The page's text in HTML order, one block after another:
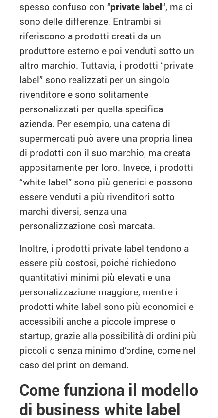
spesso confuso con “private label“, ma ci
sono delle differenze. Entrambi si
riferiscono a prodotti creati da un
produttore esterno e poi venduti sotto un
altro marchio. Tuttavia, i prodotti “private
label” sono realizzati per un singolo
rivenditore e sono solitamente
personalizzati per quella specifica
azienda. Per esempio, una catena di
supermercati può avere una propria linea
di prodotti con il suo marchio, ma creata
appositamente per loro. Invece, i prodotti
“white label” sono più generici e possono
essere venduti a più rivenditori sotto
marchi diversi, senza una
personalizzazione così marcata.
Inoltre, i prodotti private label tendono a
essere più costosi, poiché richiedono
quantitativi minimi più elevati e una
personalizzazione maggiore, mentre i
prodotti white label sono più economici e
accessibili anche a piccole imprese o
startup, grazie alla possibilità di ordini più
piccoli o senza minimo d’ordine, come nel
caso del print on demand.
Come funziona il modello
di business white label